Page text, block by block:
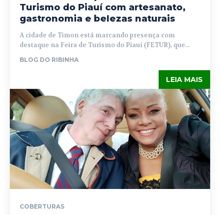
Turismo do Piauí com artesanato,
gastronomia e belezas naturais
A cidade de Timon está marcando presença com
destaque na Feira de Turismo do Piauí (FETUR), que...
BLOG DO RIBINHA
LEIA MAIS
COBERTURAS